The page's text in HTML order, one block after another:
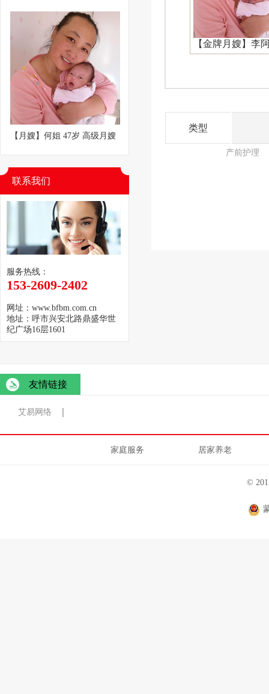
【月嫂】何姐 47岁 高级月嫂
联系我们
服务热线：
153-2609-2402
网址：www.bfbm.com.cn
地址：呼市兴安北路鼎盛华世
纪广场16层1601
【金牌月嫂】李
类型
产前护理
友情链接
艾易网络
家庭服务 居家养老
©